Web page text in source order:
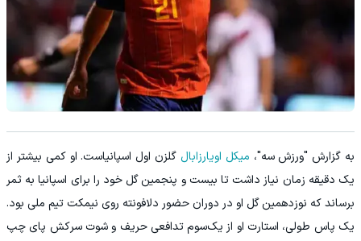
به گزارش "ورزش سه"، میکل اویارزابال گلزن اول اسپانیاست. او کمی بیشتر از
یک دقیقه زمان نیاز داشت تا بیست و پنجمین گل خود را برای اسپانیا به ثمر
برساند که نوزدهمین گل او در دوران حضور دلافونته روی نیمکت تیم ملی بود.
یک پاس طولی، استارت او از یک‌سوم تدافعی حریف و شوت سرکش پای چپ